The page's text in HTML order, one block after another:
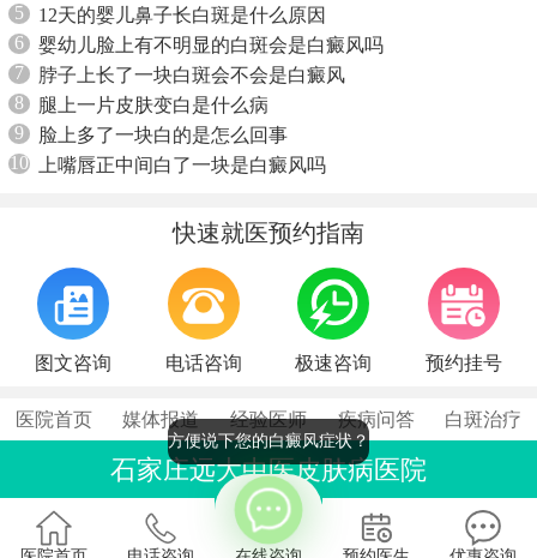
5
12天的婴儿鼻子长白斑是什么原因
6
婴幼儿脸上有不明显的白斑会是白癜风吗
7
脖子上长了一块白斑会不会是白癜风
8
腿上一片皮肤变白是什么病
9
脸上多了一块白的是怎么回事
10
上嘴唇正中间白了一块是白癜风吗
快速就医预约指南
图文咨询 电话咨询 极速咨询 预约挂号
医院首页 媒体报道 经验医师 疾病问答 白斑治疗
石家庄远大中医皮肤病医院
联系电话：0311-86990555
石家庄桥西区裕华东路7号
方便说下您的白癜风症状？